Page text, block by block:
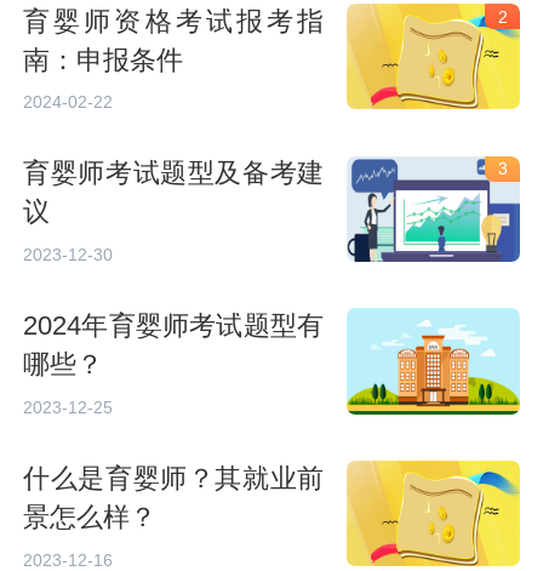
育婴师资格考试报考指
南：申报条件
2024-02-22
2
育婴师考试题型及备考建
议
2023-12-30
3
2024年育婴师考试题型有
哪些？
2023-12-25
什么是育婴师？其就业前
景怎么样？
2023-12-16